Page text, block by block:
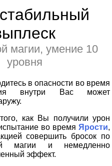
магии, умение 10
уровня
в опасности во время
внутри Вас может
как Вы получили урон
во время Ярости,
совершить бросок по
магии и немедленно
эффект.